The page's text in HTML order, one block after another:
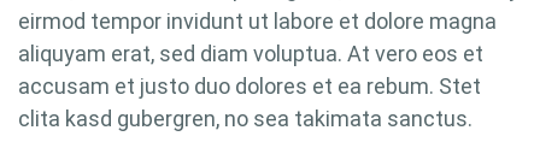
eirmod tempor invidunt ut labore et dolore magna
aliquyam erat, sed diam voluptua. At vero eos et
accusam et justo duo dolores et ea rebum. Stet
clita kasd gubergren, no sea takimata sanctus.